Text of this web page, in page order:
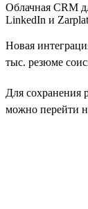
Облачная CRM
LinkedIn и
Новая
тыс. резюме
Для сохранения
можно перейти